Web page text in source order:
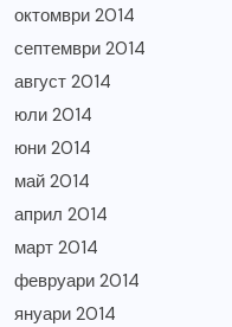
октомври 2014
септември 2014
август 2014
юли 2014
юни 2014
май 2014
април 2014
март 2014
февруари 2014
януари 2014